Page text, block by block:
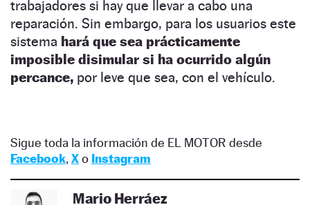
trabajadores si hay que llevar a cabo una
reparación. Sin embargo, para los usuarios este
sistema hará que sea prácticamente
imposible disimular si ha ocurrido algún
percance, por leve que sea, con el vehículo.
Sigue toda la información de EL MOTOR desde
Facebook, Xo Instagram
Mario Herráez